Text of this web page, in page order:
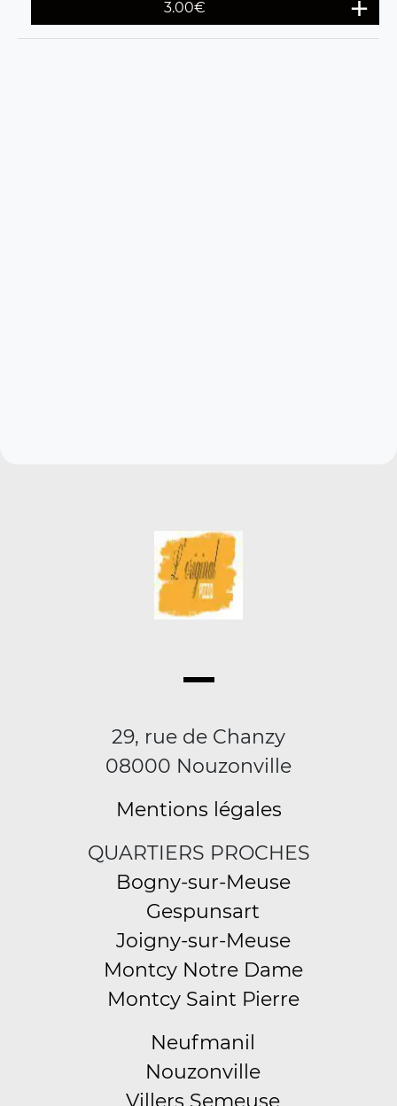
3.00€
29, rue de Chanzy
08000 Nouzonville
Mentions légales
QUARTIERS PROCHES
Bogny-sur-Meuse
Gespunsart
Joigny-sur-Meuse
Montcy Notre Dame
Montcy Saint Pierre
Neufmanil
Nouzonville
Villers Semeuse